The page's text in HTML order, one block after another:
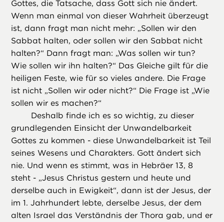
Gottes, die Tatsache, dass Gott sich nie ändert.
Wenn man einmal von dieser Wahrheit überzeugt
ist, dann fragt man nicht mehr: „Sollen wir den
Sabbat halten, oder sollen wir den Sabbat nicht
halten?“ Dann fragt man: „Was sollen wir tun?
Wie sollen wir ihn halten?“ Das Gleiche gilt für die
heiligen Feste, wie für so vieles andere. Die Frage
ist nicht „Sollen wir oder nicht?“ Die Frage ist „Wie
sollen wir es machen?“
Deshalb finde ich es so wichtig, zu dieser
grundlegenden Einsicht der Unwandelbarkeit
Gottes zu kommen - diese Unwandelbarkeit ist Teil
seines Wesens und Charakters. Gott ändert sich
nie. Und wenn es stimmt, was in Hebräer 13, 8
steht - „Jesus Christus gestern und heute und
derselbe auch in Ewigkeit“, dann ist der Jesus, der
im 1. Jahrhundert lebte, derselbe Jesus, der dem
alten Israel das Verständnis der Thora gab, und er